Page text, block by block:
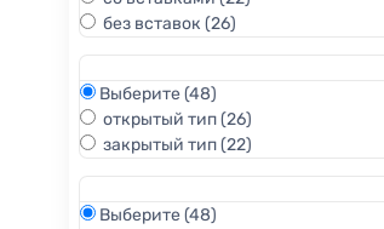
без вставок (26)
Выберите(48)
открытый тип(26)
закрытый тип(22)
Выберите(48)